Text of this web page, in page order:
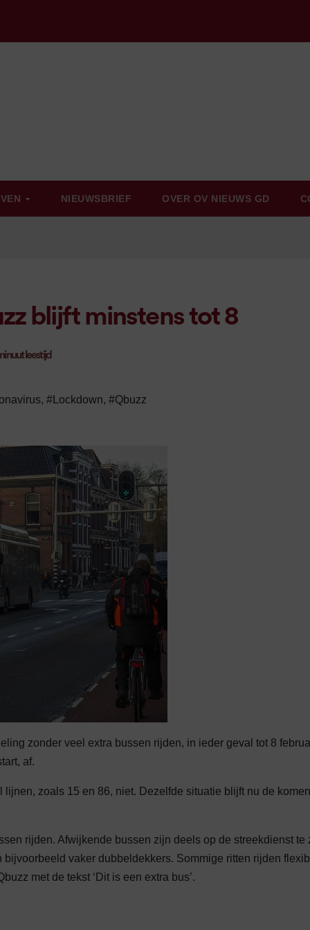
NIEUWSBRIEF OVER OV NIEUWS GD
blijft minstens tot 8
leestijd
, #Lockdown, #Qbuzz
zonder veel extra bussen rijden, in ieder geval tot 8
af.
zoals 15 en 86, niet. Dezelfde situatie blijft nu de
rijden. Afwijkende bussen zijn deels op de streekdienst te
vaker dubbeldekkers. Sommige ritten rijden
met de tekst ‘Dit is een extra bus’.